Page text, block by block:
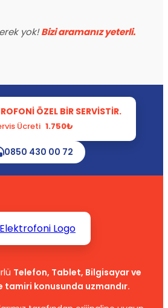
yok!Bizi aramanız yeterli.
ÖZEL BIR SERVISTIR.
Ücreti 1.750₺
0850 430 00 72
Telefon, Tablet, Bilgisayar ve
tamiri konusunda uzmandır.